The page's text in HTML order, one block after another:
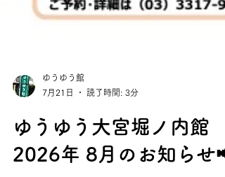
7月21日
読了時間: 3分
ゆうゆう大宮堀ノ内館